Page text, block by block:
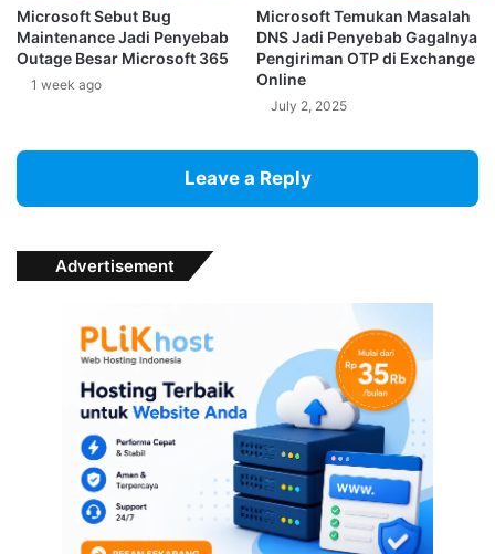
Microsoft Sebut Bug
Maintenance Jadi Penyebab
Outage Besar Microsoft 365
1 week ago
Microsoft Temukan Masalah
DNS Jadi Penyebab Gagalnya
Pengiriman OTP di Exchange
Online
July 2, 2025
Leave a Reply
Advertisement